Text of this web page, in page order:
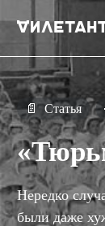
📄 Статья
Нередко
были даже